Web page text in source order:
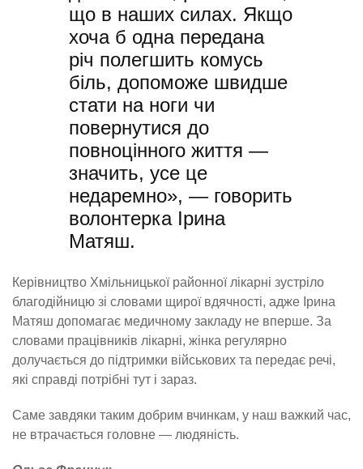
що в наших силах. Якщо
хоча б одна передана
річ полегшить комусь
біль, допоможе швидше
стати на ноги чи
повернутися до
повноцінного життя —
значить, усе це
недаремно», — говорить
волонтерка Ірина
Матяш.
Керівництво Хмільницької районної лікарні зустріло
благодійницю зі словами щирої вдячності, адже Ірина
Матяш допомагає медичному закладу не вперше. За
словами працівників лікарні, жінка регулярно
долучається до підтримки військових та передає речі,
які справді потрібні тут і зараз.
Саме завдяки таким добрим вчинкам, у наш важкий час,
не втрачається головне — людяність.